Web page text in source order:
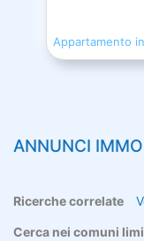
Appartamento
ANNUNCI
Ricerche correlate
Cerca nei comuni